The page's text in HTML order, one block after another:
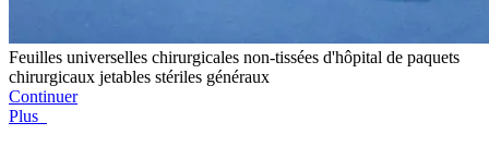
Feuilles universelles chirurgicales non-tissées d'hôpital de paquets
chirurgicaux jetables stériles généraux
Continuer
Plus